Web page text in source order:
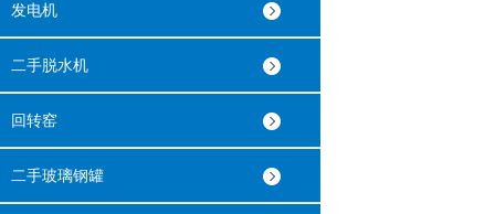
发电机
二手脱水机
回转窑
二手玻璃钢罐